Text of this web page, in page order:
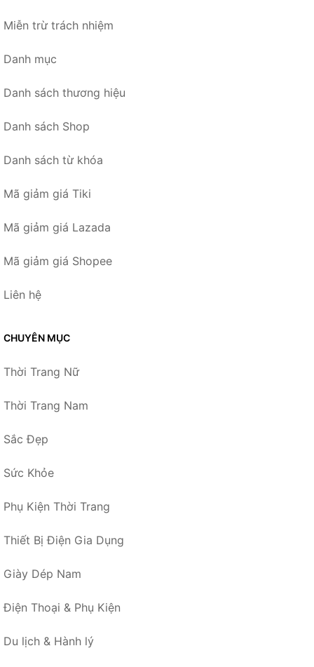
Miễn trừ trách nhiệm
Danh mục
Danh sách thương hiệu
Danh sách Shop
Danh sách từ khóa
Mã giảm giá Tiki
Mã giảm giá Lazada
Mã giảm giá Shopee
Liên hệ
CHUYÊN MỤC
Thời Trang Nữ
Thời Trang Nam
Sắc Đẹp
Sức Khỏe
Phụ Kiện Thời Trang
Thiết Bị Điện Gia Dụng
Giày Dép Nam
Điện Thoại & Phụ Kiện
Du lịch & Hành lý